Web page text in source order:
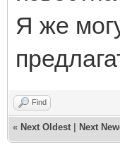
Я же
Find
« Next Oldest Next